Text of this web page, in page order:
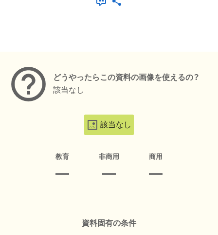
どうやったらこの資料の画像を使えるの？
該当なし
該当なし
教育 非商用 商用
資料固有の条件